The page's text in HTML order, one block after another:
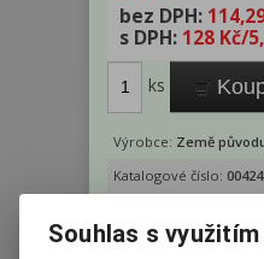
bez DPH:
s DPH: 128 Kč/
ks
Výrobce: Země
Katalogové číslo:
EAN: 8008698002025
Souhlas s